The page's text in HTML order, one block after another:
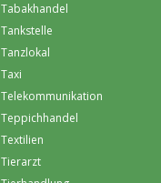
Tabakhandel
Tankstelle
Tanzlokal
Taxi
Telekommunikation
Teppichhandel
Textilien
Tierarzt